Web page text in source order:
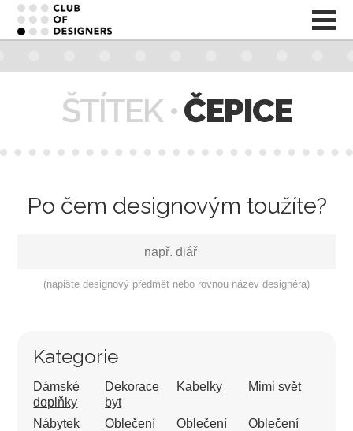
ŠTÍTEK •ČEPICE
Po čem designovým toužíte?
(napište designový předmět nebo rovnou název designéra)
Kategorie
Dámské
doplňky
Dekorace
byt
Kabelky Mimi svět
Nábytek
Oblečení
Oblečení
Oblečení